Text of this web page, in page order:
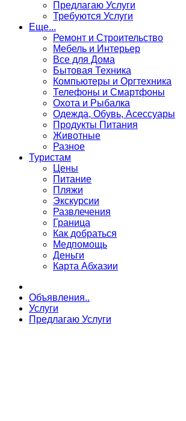
Предлагаю Услуги
Требуются Услуги
Еще...
Ремонт и Строительство
Мебель и Интерьер
Все для Дома
Бытовая Техника
Компьютеры и Оргтехника
Телефоны и Смартфоны
Охота и Рыбалка
Одежда, Обувь, Асессуары
Продукты Питания
Животные
Разное
Туристам
Цены
Питание
Пляжи
Экскурсии
Развлечения
Граница
Как добраться
Медпомощь
Деньги
Карта Абхазии
Объявления..
Услуги
Предлагаю Услуги